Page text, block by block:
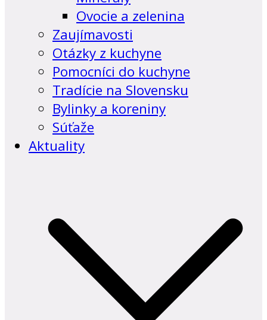
Ovocie a zelenina
Zaujímavosti
Otázky z kuchyne
Pomocníci do kuchyne
Tradície na Slovensku
Bylinky a koreniny
Súťaže
Aktuality